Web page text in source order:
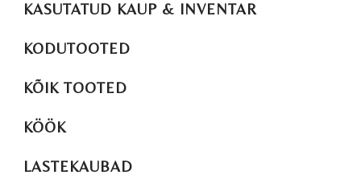
KASUTATUD KAUP & INVENTAR
KODUTOOTED
KÕIK TOOTED
KÖÖK
LASTEKAUBAD